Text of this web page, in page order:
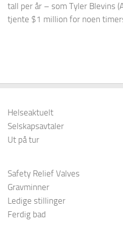
tall per år – som Tyler Blevins
tjente $1 million for noen
Helseaktuelt
Selskapsavtaler
Ut på tur
Safety Relief Valves
Gravminner
Ledige stillinger
Ferdig bad